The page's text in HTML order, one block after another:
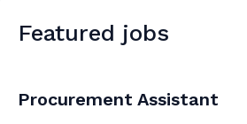
Featured jobs
Procurement Assistant